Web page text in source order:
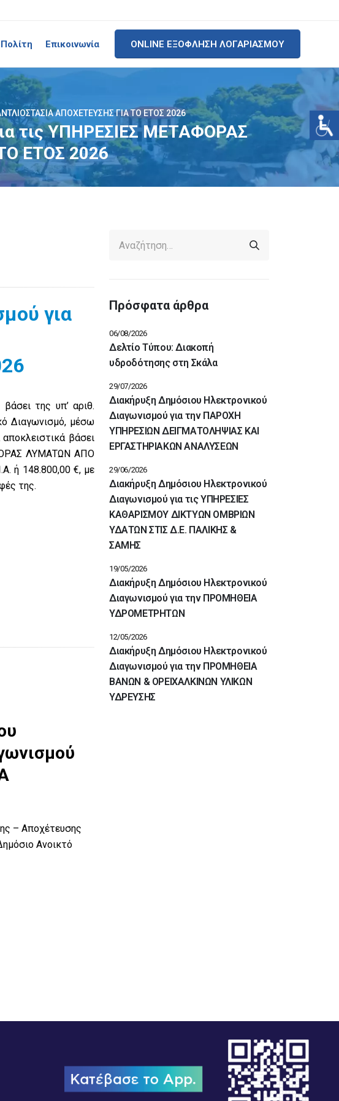
Επικοινωνία ONLINE ΕΞΟΦΛΗΣΗ ΛΟΓΑΡΙΑΣΜΟΥ
ΑΠΟΧΕΤΕΥΣΗΣ ΓΙΑ ΤΟ ΕΤΟΣ 2026
τις ΥΠΗΡΕΣΙΕΣ ΜΕΤΑΦΟΡΑΣ
ΕΤΟΣ 2026
για
της υπ’ αριθ.
Διαγωνισμό, μέσω
βάσει
ΛΥΜΑΤΩΝ ΑΠΟ
ή 148.800,00 €, με
της.
– Αποχέτευσης
Ανοικτό
Πρόσφατα άρθρα
Δελτίο Τύπου: Διακοπή
υδροδότησης στη Σκάλα
06/08/2026
Διακήρυξη Δημόσιου Ηλεκτρονικού
Διαγωνισμού για την ΠΑΡΟΧΗ
ΥΠΗΡΕΣΙΩΝ ΔΕΙΓΜΑΤΟΛΗΨΙΑΣ ΚΑΙ
ΕΡΓΑΣΤΗΡΙΑΚΩΝ ΑΝΑΛΥΣΕΩΝ
29/07/2026
Διακήρυξη Δημόσιου Ηλεκτρονικού
Διαγωνισμού για τις ΥΠΗΡΕΣΙΕΣ
ΚΑΘΑΡΙΣΜΟΥ ΔΙΚΤΥΩΝ ΟΜΒΡΙΩΝ
ΥΔΑΤΩΝ ΣΤΙΣ Δ.Ε. ΠΑΛΙΚΗΣ &
ΣΑΜΗΣ
29/06/2026
Διακήρυξη Δημόσιου Ηλεκτρονικού
Διαγωνισμού για την ΠΡΟΜΗΘΕΙΑ
ΥΔΡΟΜΕΤΡΗΤΩΝ
19/05/2026
Διακήρυξη Δημόσιου Ηλεκτρονικού
Διαγωνισμού για την ΠΡΟΜΗΘΕΙΑ
ΒΑΝΩΝ & ΟΡΕΙΧΑΛΚΙΝΩΝ ΥΛΙΚΩΝ
ΥΔΡΕΥΣΗΣ
12/05/2026